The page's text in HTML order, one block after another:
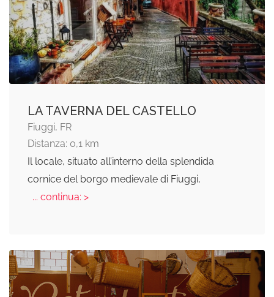
LA TAVERNA DEL CASTELLO
Fiuggi, FR
Distanza: 0,1 km
Il locale, situato all’interno della splendida
cornice del borgo medievale di Fiuggi,
... continua: >